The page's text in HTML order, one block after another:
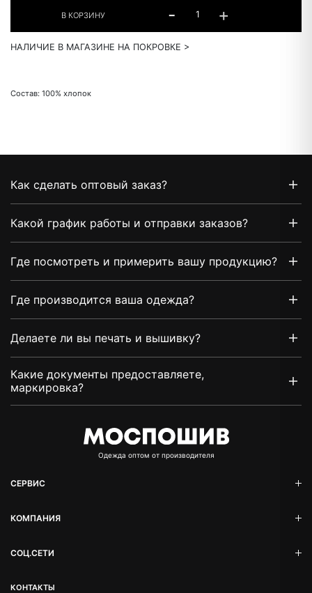
НАЛИЧИЕ В МАГАЗИНЕ НА ПОКРОВКЕ >
Состав: 100% хлопок
Как сделать оптовый заказ?
Какой график работы и отправки заказов?
Где посмотреть и примерить вашу продукцию?
Где производится ваша одежда?
Делаете ли вы печать и вышивку?
Какие документы предоставляете,
маркировка?
Oдежда оптом от производителя
СЕРВИС
КОМПАНИЯ
СОЦ.СЕТИ
КОНТАКТЫ